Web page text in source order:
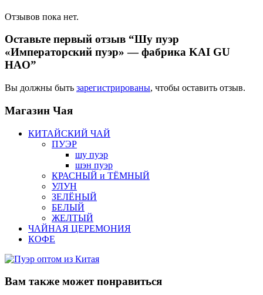
Отзывов пока нет.
Оставьте первый отзыв “Шу пуэр
«Императорский пуэр» — фабрика KAI GU
HAO”
Вы должны быть зарегистрированы, чтобы оставить отзыв.
Магазин Чая
КИТАЙСКИЙ ЧАЙ
ПУЭР
шу пуэр
шэн пуэр
КРАСНЫЙ и ТЁМНЫЙ
УЛУН
ЗЕЛЁНЫЙ
БЕЛЫЙ
ЖЕЛТЫЙ
ЧАЙНАЯ ЦЕРЕМОНИЯ
КОФЕ
Вам также может понравиться